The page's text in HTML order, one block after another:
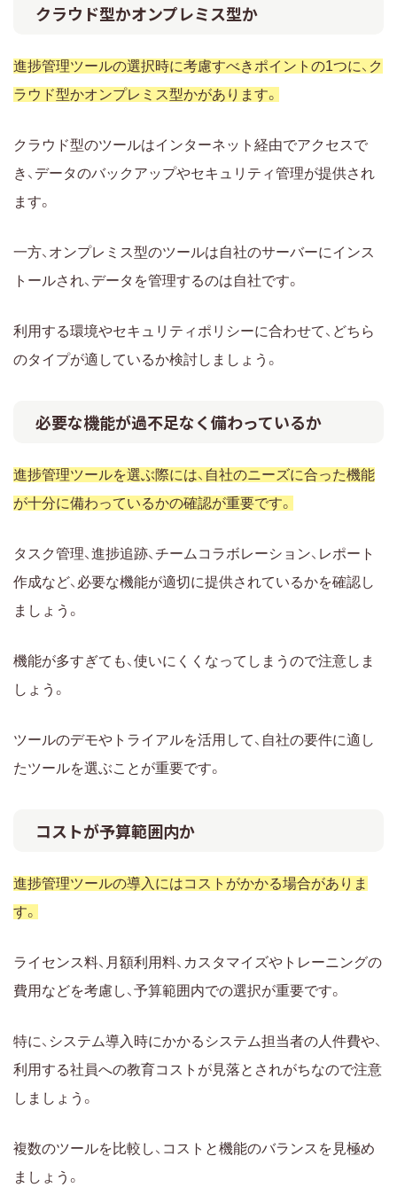
クラウド型かオンプレミス型か
進捗管理ツールの選択時に考慮すべきポイントの1つに、ク
ラウド型かオンプレミス型かがあります。
クラウド型のツールはインターネット経由でアクセスで
き、データのバックアップやセキュリティ管理が提供され
ます。
一方、オンプレミス型のツールは自社のサーバーにインス
トールされ、データを管理するのは自社です。
利用する環境やセキュリティポリシーに合わせて、どちら
のタイプが適しているか検討しましょう。
必要な機能が過不足なく備わっているか
進捗管理ツールを選ぶ際には、自社のニーズに合った機能
が十分に備わっているかの確認が重要です。
タスク管理、進捗追跡、チームコラボレーション、レポート
作成など、必要な機能が適切に提供されているかを確認し
ましょう。
機能が多すぎても、使いにくくなってしまうので注意しま
しょう。
ツールのデモやトライアルを活用して、自社の要件に適し
たツールを選ぶことが重要です。
コストが予算範囲内か
進捗管理ツールの導入にはコストがかかる場合がありま
す。
ライセンス料、月額利用料、カスタマイズやトレーニングの
費用などを考慮し、予算範囲内での選択が重要です。
特に、システム導入時にかかるシステム担当者の人件費や、
利用する社員への教育コストが見落とされがちなので注意
しましょう。
複数のツールを比較し、コストと機能のバランスを見極め
ましょう。